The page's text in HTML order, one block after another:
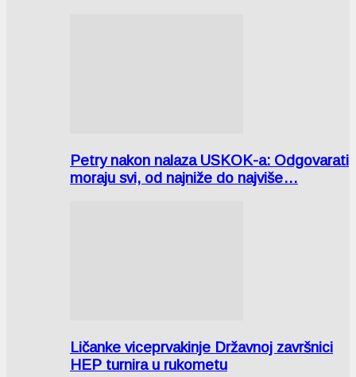
Petry nakon nalaza USKOK-a: Odgovarati
moraju svi, od najniže do najviše…
Ličanke viceprvakinje Državnoj završnici
HEP turnira u rukometu